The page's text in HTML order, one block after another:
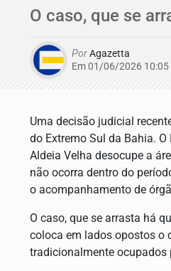
O caso, que se
PorAgazetta
Em 01/06/2026 10:05
Uma decisão judicial
do Extremo Sul da Bahia.
Aldeia Velha desocupe a
não ocorra dentro do
o acompanhamento de
O caso, que se arrasta há
coloca em lados opostos o
tradicionalmente ocupados